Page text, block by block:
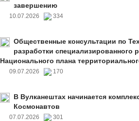
завершению
10.07.2026 334
Общественные консультации по
разработки специализированного
Национального плана
09.07.2026 170
В Вулканештах начинается
Космонавтов
07.07.2026 301